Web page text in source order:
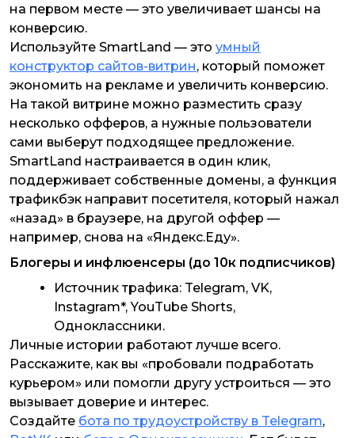
на первом месте — это увеличивает шансы на
конверсию.
Используйте SmartLand — это умный
конструктор сайтов-витрин, который поможет
экономить на рекламе и увеличить конверсию.
На такой витрине можно разместить сразу
несколько офферов, а нужные пользователи
сами выберут подходящее предложение.
SmartLand настраивается в один клик,
поддерживает собственные домены, а функция
трафикбэк направит посетителя, который нажал
«назад» в браузере, на другой оффер —
например, снова на «Яндекс.Еду».
Блогеры и инфлюенсеры (до 10к подписчиков)
Источник трафика: Telegram, VK,
Instagram*, YouTube Shorts,
Одноклассники.
Личные истории работают лучше всего.
Расскажите, как вы «пробовали подработать
курьером» или помогли другу устроиться — это
вызывает доверие и интерес.
Создайте бота по трудоустройству в Telegram,